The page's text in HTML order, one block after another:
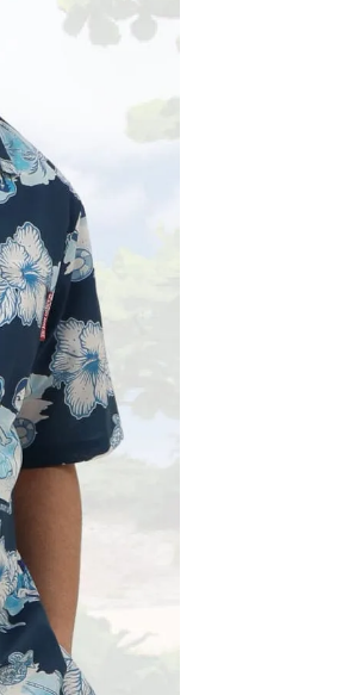
までのご注文で、当日発送し
・四国は発送日の翌日、北海道
す。
地域や天候・交通状況により、
います。